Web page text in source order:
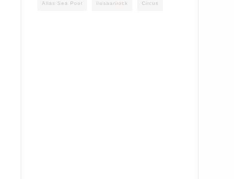
Allas Sea Pool Ilosaarirock Circus